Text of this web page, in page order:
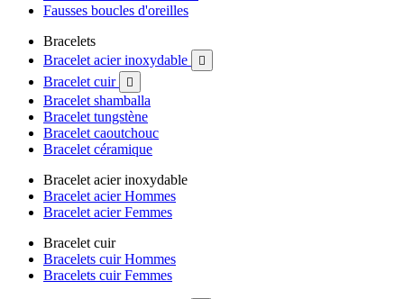
Fausses boucles d'oreilles
Bracelets
Bracelet acier inoxydable

Bracelet cuir 
Bracelet shamballa
Bracelet tungstène
Bracelet caoutchouc
Bracelet céramique
Bracelet acier inoxydable
Bracelet acier Hommes
Bracelet acier Femmes
Bracelet cuir
Bracelets cuir Hommes
Bracelets cuir Femmes